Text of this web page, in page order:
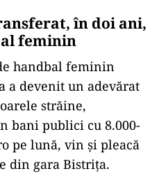
în doi ani,
feminin
handbal feminin
a devenit un adevărat
străine,
bani publici cu 8.000-
pe lună, vin și pleacă
din gara Bistrița.